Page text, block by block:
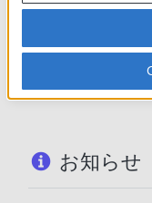
製品に関
重要なお知らせ一
お知らせ